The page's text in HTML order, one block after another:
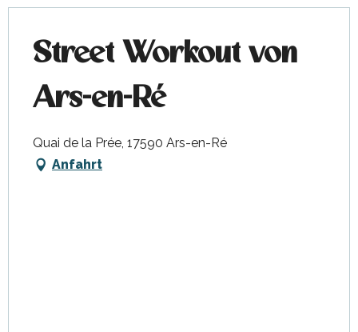
Street Workout von
Ars-en-Ré
Quai de la Prée, 17590 Ars-en-Ré
Anfahrt